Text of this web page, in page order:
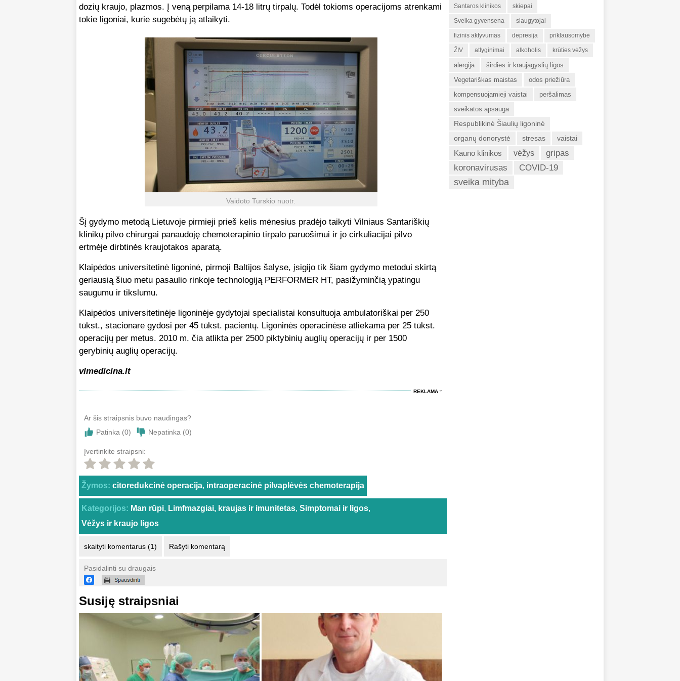
dozių kraujo, plazmos. Į veną perpilama 14-18 litrų tirpalų. Todėl tokioms operacijoms atrenkami
tokie ligoniai, kurie sugebėtų ją atlaikyti.
Vaidoto Turskio nuotr.
Šį gydymo metodą Lietuvoje pirmieji prieš kelis mėnesius pradėjo taikyti Vilniaus Santariškių
klinikų pilvo chirurgai panaudoję chemoterapinio tirpalo paruošimui ir jo cirkuliacijai pilvo
ertmėje dirbtinės kraujotakos aparatą.
Klaipėdos universitetinė ligoninė, pirmoji Baltijos šalyse, įsigijo tik šiam gydymo metodui skirtą
geriausią šiuo metu pasaulio rinkoje technologiją PERFORMER HT, pasižyminčią ypatingu
saugumu ir tikslumu.
Klaipėdos universitetinėje ligoninėje gydytojai specialistai konsultuoja ambulatoriškai per 250
tūkst., stacionare gydosi per 45 tūkst. pacientų. Ligoninės operacinėse atliekama per 25 tūkst.
operacijų per metus. 2010 m. čia atlikta per 2500 piktybinių auglių operacijų ir per 1500
gerybinių auglių operacijų.
vlmedicina.lt
REKLAMA
Ar šis straipsnis buvo naudingas?
Patinka (0) Nepatinka (0)
Įvertinkite straipsni:
Žymos: citoredukcinė operacija, intraoperacinė pilvaplėvės chemoterapija
Kategorijos: Man rūpi, Limfmazgiai, kraujas ir imunitetas, Simptomai ir ligos,
Vėžys ir kraujo ligos
skaityti komentarus (1) Rašyti komentarą
Pasidalinti su draugais
Susiję straipsniai
Santaros klinikos skiepai
Sveika gyvensena slaugytojai
fizinis aktyvumas depresija priklausomybė
ŽIV atlyginimai alkoholis krūties vėžys
alergija
širdies ir kraujagyslių ligos
Vegetariškas maistas
odos priežiūra
kompensuojamieji vaistai
peršalimas
sveikatos apsauga
Respublikinė Šiaulių ligoninė
organų donorystė
stresas vaistai
Kauno klinikos vėžys
gripas
koronavirusas
COVID-19
sveika mityba